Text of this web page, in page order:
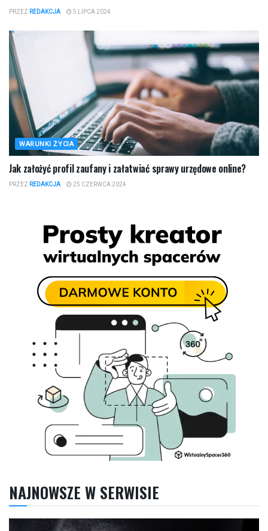
PRZEZ REDAKCJA 5 LIPCA 2024
WARUNKI ŻYCIA
Jak założyć profil zaufany i załatwiać sprawy urzędowe online?
PRZEZ REDAKCJA 25 CZERWCA 2024
NAJNOWSZE W SERWISIE